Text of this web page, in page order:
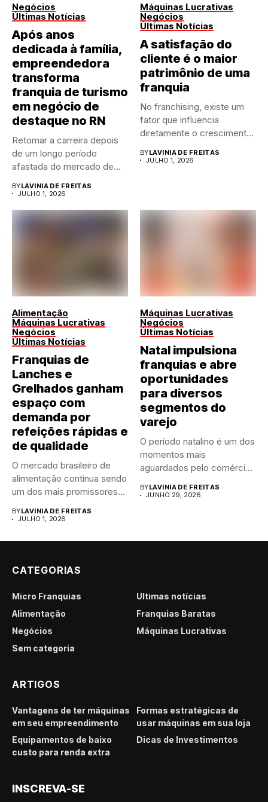
Negócios
Últimas Notícias
Após anos
dedicada à família,
empreendedora
transforma
franquia de turismo
em negócio de
destaque no RN
Retomar a carreira depois
de um longo período
afastada do mercado de...
BYLAVINIA DE FREITAS
JULHO 1, 2026
Máquinas Lucrativas
Negócios
Últimas Notícias
A satisfação do
cliente é o maior
patrimônio de uma
franquia
No franchising, existe um
fator que influencia
diretamente o crescimento
BYLAVINIA DE FREITAS
JULHO 1, 2026
Alimentação
Máquinas Lucrativas
Negócios
Últimas Notícias
Franquias de
Lanches e
Grelhados ganham
espaço com
demanda por
refeições rápidas e
de qualidade
O mercado brasileiro de
alimentação continua sendo
um dos mais promissores
BYLAVINIA DE FREITAS
JULHO 1, 2026
Máquinas Lucrativas
Negócios
Últimas Notícias
Natal impulsiona
franquias e abre
oportunidades
para diversos
segmentos do
varejo
O período natalino é um dos
momentos mais
aguardados pelo comércio
BYLAVINIA DE FREITAS
JUNHO 29, 2026
CATEGORIAS
Micro Franquias
Últimas notícias
Alimentação
Franquias Baratas
Negócios
Máquinas Lucrativas
Sem categoria
ARTIGOS
Vantagens de ter máquinas
em seu empreendimento
Formas estratégicas de
usar máquinas em sua loja
Equipamentos de baixo
custo para renda extra
Dicas de Investimentos
INSCREVA-SE